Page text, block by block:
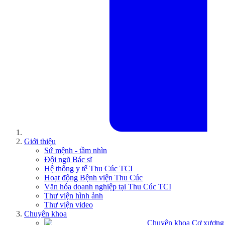
Giới thiệu
Sứ mệnh - tầm nhìn
Đội ngũ Bác sĩ
Hệ thống y tế Thu Cúc TCI
Hoạt động Bệnh viện Thu Cúc
Văn hóa doanh nghiệp tại Thu Cúc TCI
Thư viện hình ảnh
Thư viện video
Chuyên khoa
Chuyên khoa Cơ